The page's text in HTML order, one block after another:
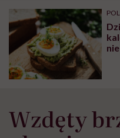
Wzdęty